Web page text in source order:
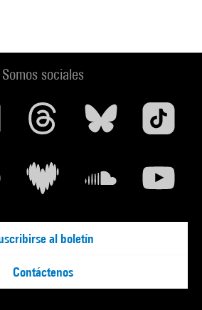
Somos sociales
al boletín
Contáctenos